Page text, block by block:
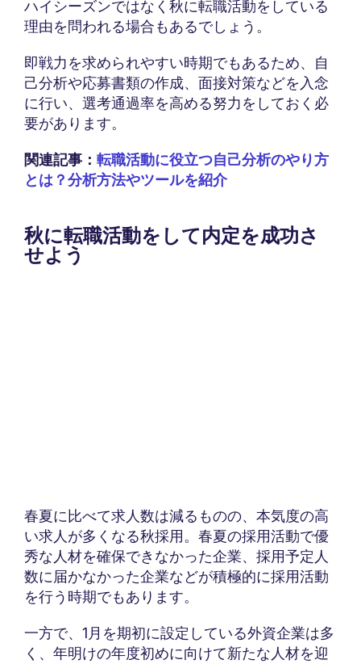
ハイシーズンではなく秋に転職活動をしている
理由を問われる場合もあるでしょう。
即戦力を求められやすい時期でもあるため、自
己分析や応募書類の作成、面接対策などを入念
に行い、選考通過率を高める努力をしておく必
要があります。
関連記事： 転職活動に役立つ自己分析のやり方
とは？分析方法やツールを紹介
秋に転職活動をして内定を成功さ
せよう
春夏に比べて求人数は減るものの、本気度の高
い求人が多くなる秋採用。春夏の採用活動で優
秀な人材を確保できなかった企業、採用予定人
数に届かなかった企業などが積極的に採用活動
を行う時期でもあります。
一方で、1月を期初に設定している外資企業は多
く、年明けの年度初めに向けて新たな人材を迎